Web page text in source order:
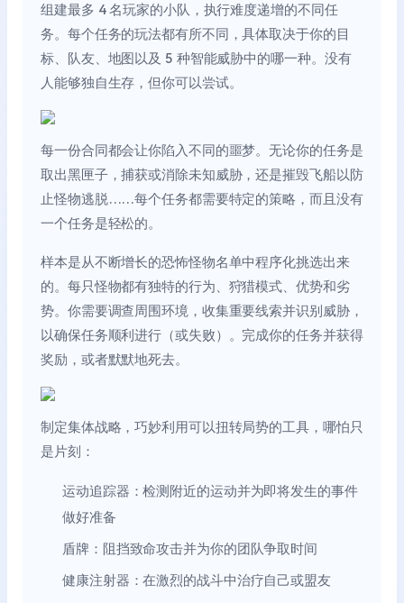
组建最多 4 名玩家的小队，执行难度递增的不同任
务。每个任务的玩法都有所不同，具体取决于你的目
标、队友、地图以及 5 种智能威胁中的哪一种。没有
人能够独自生存，但你可以尝试。
每一份合同都会让你陷入不同的噩梦。无论你的任务是
取出黑匣子，捕获或消除未知威胁，还是摧毁飞船以防
止怪物逃脱……每个任务都需要特定的策略，而且没有
一个任务是轻松的。
样本是从不断增长的恐怖怪物名单中程序化挑选出来
的。每只怪物都有独特的行为、狩猎模式、优势和劣
势。你需要调查周围环境，收集重要线索并识别威胁，
以确保任务顺利进行（或失败）。完成你的任务并获得
奖励，或者默默地死去。
制定集体战略，巧妙利用可以扭转局势的工具，哪怕只
是片刻：
运动追踪器：检测附近的运动并为即将发生的事件
做好准备
盾牌：阻挡致命攻击并为你的团队争取时间
健康注射器：在激烈的战斗中治疗自己或盟友